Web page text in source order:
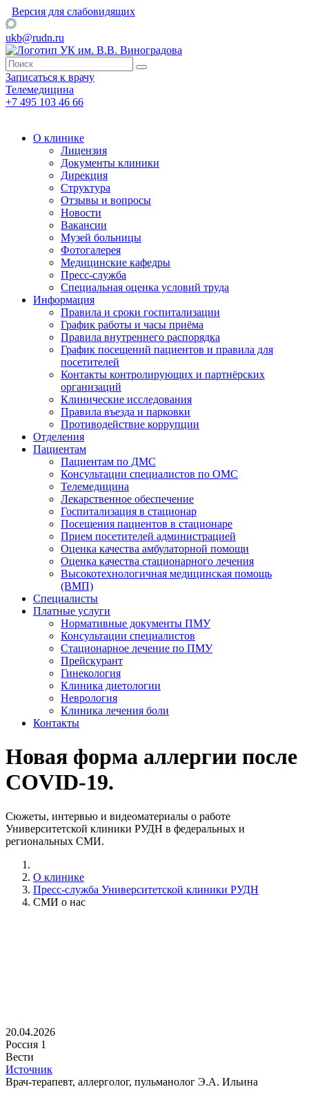
Версия для слабовидящих
ukb@rudn.ru
Записаться к врачу
Телемедицина
+7 495 103 46 66
О клинике
Лицензия
Документы клиники
Дирекция
Структура
Отзывы и вопросы
Новости
Вакансии
Музей больницы
Фотогалерея
Медицинские кафедры
Пресс-служба
Специальная оценка условий труда
Информация
Правила и сроки госпитализации
График работы и часы приёма
Правила внутреннего распорядка
График посещений пациентов и правила для
посетителей
Контакты контролирующих и партнёрских
организаций
Клинические исследования
Правила въезда и парковки
Противодействие коррупции
Отделения
Пациентам
Пациентам по ДМС
Консультации специалистов по ОМС
Телемедицина
Лекарственное обеспечение
Госпитализация в стационар
Посещения пациентов в стационаре
Прием посетителей администрацией
Оценка качества амбулаторной помощи
Оценка качества стационарного лечения
Высокотехнологичная медицинская помощь
(ВМП)
Специалисты
Платные услуги
Нормативные документы ПМУ
Консультации специалистов
Стационарное лечение по ПМУ
Прейскурант
Гинекология
Клиника диетологии
Неврология
Клиника лечения боли
Контакты
Новая форма аллергии после
COVID-19.
Сюжеты, интервью и видеоматериалы о работе
Университетской клиники РУДН в федеральных и
региональных СМИ.
О клинике
Пресс-служба Университетской клиники РУДН
СМИ о нас
20.04.2026
Россия 1
Вести
Источник
Врач-терапевт, аллерголог, пульманолог Э.А. Ильина